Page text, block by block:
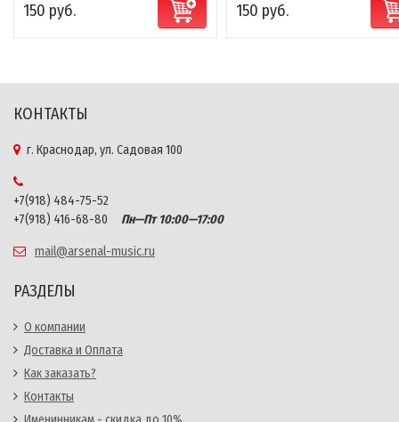
150 руб. 150 руб.
КОНТАКТЫ
г. Краснодар, ул. Садовая 100
+7(918) 484-75-52
+7(918) 416-68-80
Пн—Пт 10:00—17:00
mail@arsenal-music.ru
РАЗДЕЛЫ
О компании
Доставка и Оплата
Как заказать?
Контакты